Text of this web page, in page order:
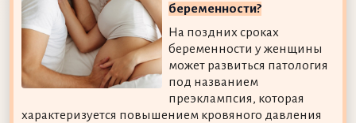
беременности?
На поздних сроках
беременности у женщины
может развиться патология
под названием
преэклампсия, которая
характеризуется повышением кровяного давления